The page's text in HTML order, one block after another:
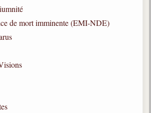
de mort imminente (EMI-NDE)